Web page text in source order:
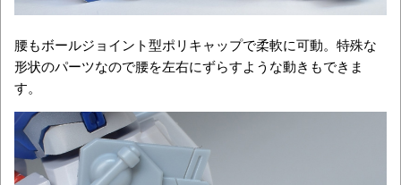
腰もボールジョイント型ポリキャップで柔軟に可動。特殊な
形状のパーツなので腰を左右にずらすような動きもできま
す。